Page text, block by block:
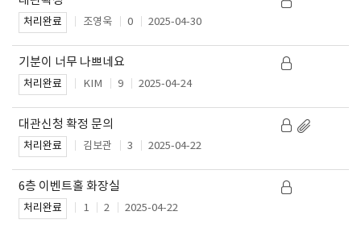
처리완료 조영욱 0 2025-04-30
기분이 너무 나쁘네요
처리완료 KIM 9 2025-04-24
대관신청 확정 문의
처리완료 김보관 3 2025-04-22
6층 이벤트홀 화장실
처리완료 1 2 2025-04-22